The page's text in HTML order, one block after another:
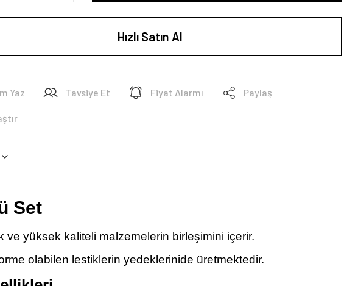
Hızlı Satın Al
Yaz Tavsiye Et Fiyat Alarmı Paylaş
Set
yüksek kaliteli malzemelerin birleşimini içerir.
olabilen lestiklerin yedeklerinide üretmektedir.